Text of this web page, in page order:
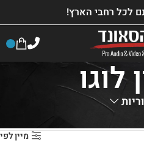
לכל רחבי הארץ!
לוגו
»
מיין לפי